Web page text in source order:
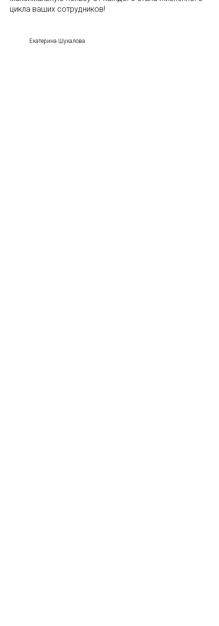
цикла ваших сотрудников!
Екатерина Шукалова